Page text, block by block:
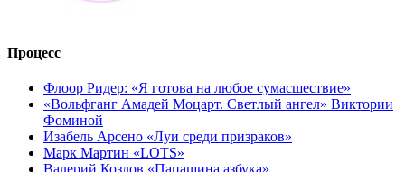
Процесс
Флоор Ридер: «Я готова на любое сумасшествие»
«Вольфганг Амадей Моцарт. Светлый ангел» Виктории
Фоминой
Изабель Арсено «Луи среди призраков»
Марк Мартин «LOTS»